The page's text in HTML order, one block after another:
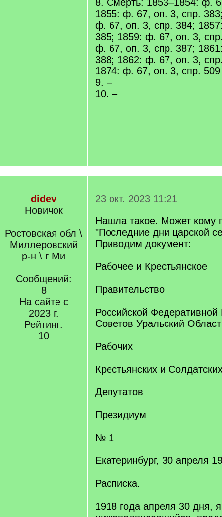
8. Смерть: 1853–1854: ф.
1855: ф. 67, оп. 3, спр.
ф. 67, оп. 3, спр. 384;
385; 1859: ф. 67, оп. 3,
ф. 67, оп. 3, спр. 387;
388; 1862: ф. 67, оп. 3,
1874: ф. 67, оп. 3, спр. 509
9. –
10. –
didev
Новичок
Ростовская обл \
Миллеровский
р-н \ г Ми
Сообщений:
8
На сайте с
2023 г.
Рейтинг:
10
23 окт. 2023 11:21
Нашла такое. Может кому
"Последние дни царской
Приводим документ:
Рабочее и Крестьянское
Правительство
Российской Федеративной
Советов Уральский
Рабочих
Крестьянских и Солдатских
Депутатов
Президиум
№ 1
Екатеринбург, 30 апреля
Расписка.
1918 года апреля 30 дня,